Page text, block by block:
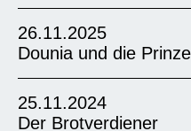
26.11.2025
Dounia und die
25.11.2024
Der Brotverdiener